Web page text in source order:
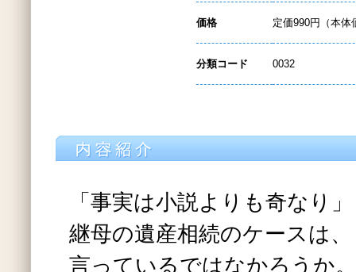
価格 定価990円（本体
分類コード 0032
「事実は小説よりも奇なり」
継母の遺産相続のケースは
言っているではなかろうか。